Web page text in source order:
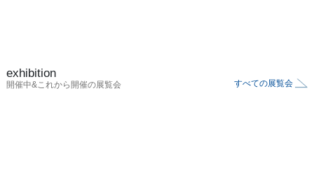
exhibition
開催中&これから開催の展覧会 すべての展覧会